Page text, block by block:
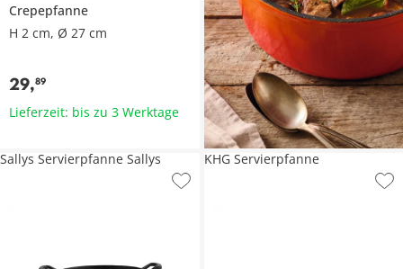
Crepepfanne
H 2 cm, Ø 27 cm
29,89
Lieferzeit: bis zu 3 Werktage
Sallys Servierpfanne Sallys KHG Servierpfanne